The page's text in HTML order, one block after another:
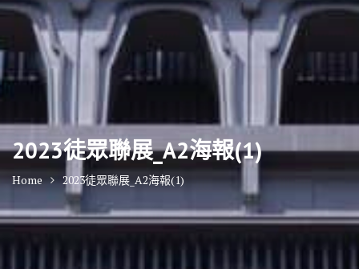
2023徒眾聯展_A2海報(1)
Home 2023徒眾聯展_A2海報(1)